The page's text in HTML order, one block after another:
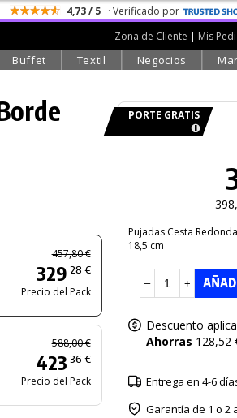
4,73 / 5 · Verificado por
Zona de Cliente | Mis
Buffet Textil Negocios
457,80 €
329 28 €
Precio del Pack
588,00 €
423 36 €
Precio del Pack
PORTE GRATIS
Pujadas Cesta
18,5 cm
– +
Descuento
Ahorras 128,52
Entrega en 4-6
Garantía de 1 o 2